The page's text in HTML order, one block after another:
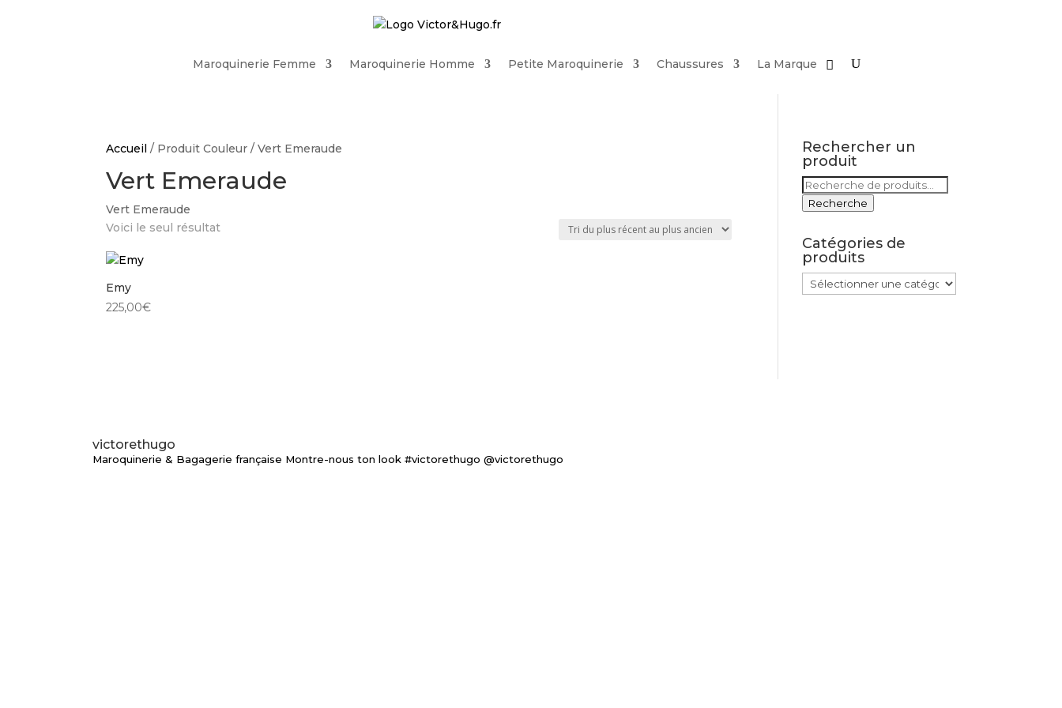
Maroquinerie Femme Maroquinerie Homme Petite Maroquinerie Chaussures La Marque
Accueil / Produit Couleur / Vert Emeraude
Vert Emeraude
Vert Emeraude
Voici le seul résultat
Emy
225,00€
Rechercher un
produit
Recherche
pour :
Recherche
Catégories de
produits
victorethugo
Maroquinerie & Bagagerie française Montre-nous ton look #victorethugo @victorethugo